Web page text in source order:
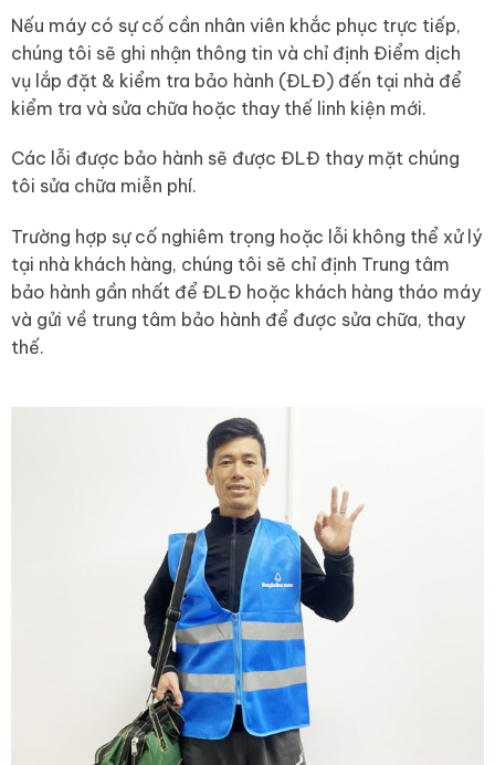
Nếu máy có sự cố cần nhân viên khắc phục trực tiếp,
chúng tôi sẽ ghi nhận thông tin và chỉ định Điểm dịch
vụ lắp đặt & kiểm tra bảo hành (ĐLĐ) đến tại nhà để
kiểm tra và sửa chữa hoặc thay thế linh kiện mới.
Các lỗi được bảo hành sẽ được ĐLĐ thay mặt chúng
tôi sửa chữa miễn phí.
Trường hợp sự cố nghiêm trọng hoặc lỗi không thể xử lý
tại nhà khách hàng, chúng tôi sẽ chỉ định Trung tâm
bảo hành gần nhất để ĐLĐ hoặc khách hàng tháo máy
và gửi về trung tâm bảo hành để được sửa chữa, thay
thế.